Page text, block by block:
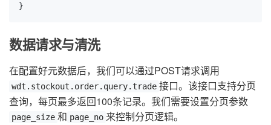
}
数据请求与清洗
在配置好元数据后，我们可以通过POST请求调用
wdt.stockout.order.query.trade 接口。该接口支持分页
查询，每页最多返回100条记录。我们需要设置分页参数
page_size 和 page_no 来控制分页逻辑。